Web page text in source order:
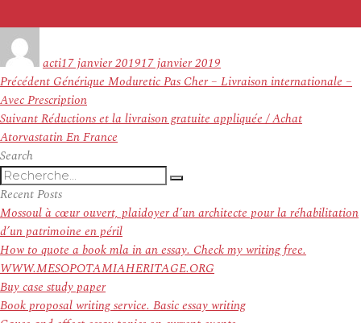
actile
17 janvier 201917 janvier 2019
Navigation
de
l’article
Précédent Article
précédent :
Générique Moduretic Pas Cher – Livraison internationale –
Avec Prescription
SuivantArticle
suivant :
Réductions et la livraison gratuite appliquée / Achat
Atorvastatin En France
Search
Recherche
pour
:
Recherche
Recent Posts
Mossoul à cœur ouvert, plaidoyer d’un architecte pour la réhabilitation
d’un patrimoine en péril
How to quote a book mla in an essay. Check my writing free.
WWW.MESOPOTAMIAHERITAGE.ORG
Buy case study paper
Book proposal writing service. Basic essay writing